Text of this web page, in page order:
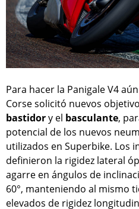
Para hacer la Panigale V4
Corse solicitó nuevos
bastidory el basculante,
potencial de los nuevos
utilizados en Superbike. Los
definieron la rigidez lateral
agarre en ángulos de
60°, manteniendo al mismo
elevados de rigidez